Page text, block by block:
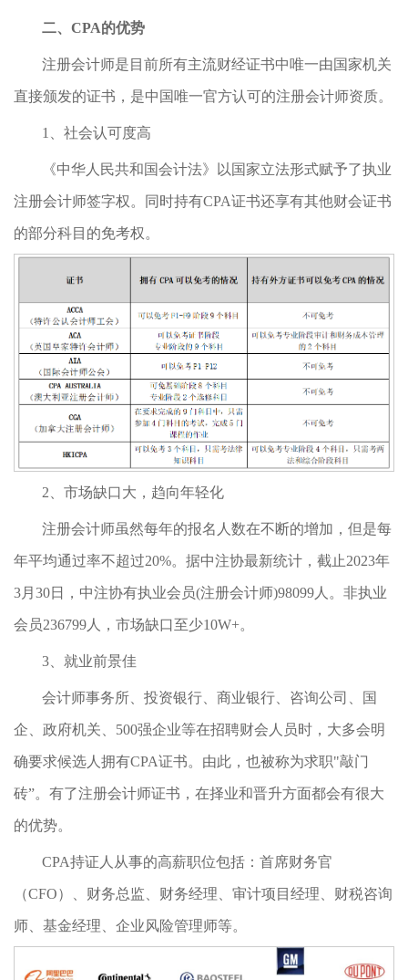
二、CPA的优势
注册会计师是目前所有主流财经证书中唯一由国家机关
直接颁发的证书，是中国唯一官方认可的注册会计师资质。
1、社会认可度高
《中华人民共和国会计法》以国家立法形式赋予了执业
注册会计师签字权。同时持有CPA证书还享有其他财会证书
的部分科目的免考权。
2、市场缺口大，趋向年轻化
注册会计师虽然每年的报名人数在不断的增加，但是每
年平均通过率不超过20%。据中注协最新统计，截止2023年
3月30日，中注协有执业会员(注册会计师)98099人。非执业
会员236799人，市场缺口至少10W+。
3、就业前景佳
会计师事务所、投资银行、商业银行、咨询公司、国
企、政府机关、500强企业等在招聘财会人员时，大多会明
确要求候选人拥有CPA证书。由此，也被称为求职"敲门
砖”。有了注册会计师证书，在择业和晋升方面都会有很大
的优势。
CPA持证人从事的高薪职位包括：首席财务官
（CFO）、财务总监、财务经理、审计项目经理、财税咨询
师、基金经理、企业风险管理师等。